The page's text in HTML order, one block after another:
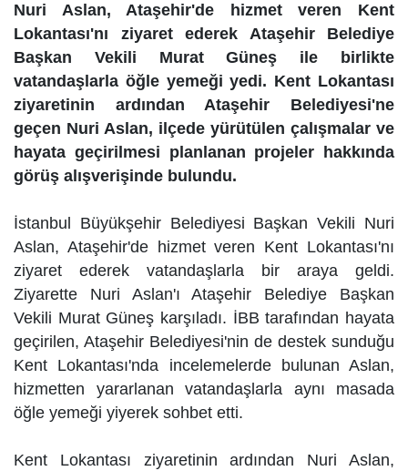
Nuri Aslan, Ataşehir'de hizmet veren Kent
Lokantası'nı ziyaret ederek Ataşehir Belediye
Başkan Vekili Murat Güneş ile birlikte
vatandaşlarla öğle yemeği yedi. Kent Lokantası
ziyaretinin ardından Ataşehir Belediyesi'ne
geçen Nuri Aslan, ilçede yürütülen çalışmalar ve
hayata geçirilmesi planlanan projeler hakkında
görüş alışverişinde bulundu.
İstanbul Büyükşehir Belediyesi Başkan Vekili Nuri
Aslan, Ataşehir'de hizmet veren Kent Lokantası'nı
ziyaret ederek vatandaşlarla bir araya geldi.
Ziyarette Nuri Aslan'ı Ataşehir Belediye Başkan
Vekili Murat Güneş karşıladı. İBB tarafından hayata
geçirilen, Ataşehir Belediyesi'nin de destek sunduğu
Kent Lokantası'nda incelemelerde bulunan Aslan,
hizmetten yararlanan vatandaşlarla aynı masada
öğle yemeği yiyerek sohbet etti.
Kent Lokantası ziyaretinin ardından Nuri Aslan,